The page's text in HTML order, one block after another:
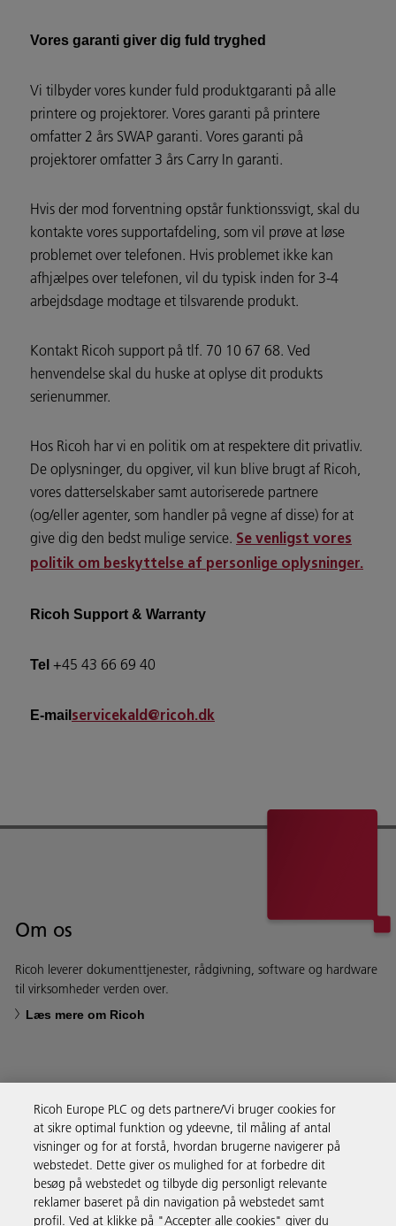
Vores garanti giver dig fuld tryghed
Vi tilbyder vores kunder fuld produktgaranti på alle
printere og projektorer. Vores garanti på printere
omfatter 2 års SWAP garanti. Vores garanti på
projektorer omfatter 3 års Carry In garanti.
Hvis der mod forventning opstår funktionssvigt, skal du
kontakte vores supportafdeling, som vil prøve at løse
problemet over telefonen. Hvis problemet ikke kan
afhjælpes over telefonen, vil du typisk inden for 3-4
arbejdsdage modtage et tilsvarende produkt.
Kontakt Ricoh support på tlf. 70 10 67 68. Ved
henvendelse skal du huske at oplyse dit produkts
serienummer.
Hos Ricoh har vi en politik om at respektere dit privatliv.
De oplysninger, du opgiver, vil kun blive brugt af Ricoh,
vores datterselskaber samt autoriserede partnere
(og/eller agenter, som handler på vegne af disse) for at
give dig den bedst mulige service. Se venligst vores
politik om beskyttelse af personlige oplysninger.
Ricoh Support & Warranty
Tel +45 43 66 69 40
E-mail servicekald@ricoh.dk
Om os
Ricoh leverer dokumenttjenester, rådgivning, software og hardware
til virksomheder verden over.
Læs mere om Ricoh
Forretningsløsninger
Produkter og services
Ricoh Europe PLC og dets partnere/Vi bruger cookies for
at sikre optimal funktion og ydeevne, til måling af antal
visninger og for at forstå, hvordan brugerne navigerer på
webstedet. Dette giver os mulighed for at forbedre dit
besøg på webstedet og tilbyde dig personligt relevante
reklamer baseret på din navigation på webstedet samt
profil. Ved at klikke på "Accepter alle cookies" giver du